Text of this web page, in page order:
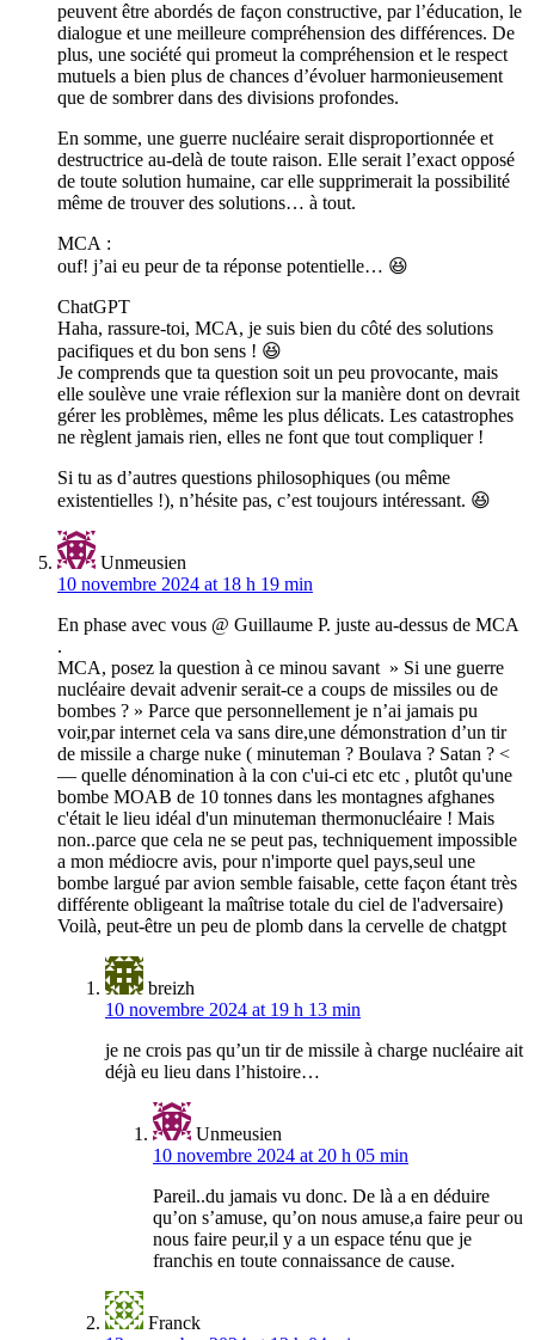
peuvent être abordés de façon constructive, par l’éducation, le
dialogue et une meilleure compréhension des différences. De
plus, une société qui promeut la compréhension et le respect
mutuels a bien plus de chances d’évoluer harmonieusement
que de sombrer dans des divisions profondes.
En somme, une guerre nucléaire serait disproportionnée et
destructrice au-delà de toute raison. Elle serait l’exact opposé
de toute solution humaine, car elle supprimerait la possibilité
même de trouver des solutions… à tout.
MCA :
ouf! j’ai eu peur de ta réponse potentielle… 😆
ChatGPT
Haha, rassure-toi, MCA, je suis bien du côté des solutions
pacifiques et du bon sens ! 😆
Je comprends que ta question soit un peu provocante, mais
elle soulève une vraie réflexion sur la manière dont on devrait
gérer les problèmes, même les plus délicats. Les catastrophes
ne règlent jamais rien, elles ne font que tout compliquer !
Si tu as d’autres questions philosophiques (ou même
existentielles !), n’hésite pas, c’est toujours intéressant. 😆
Unmeusien
10 novembre 2024 at 18 h 19 min
En phase avec vous @ Guillaume P. juste au-dessus de MCA
.
MCA, posez la question à ce minou savant » Si une guerre
nucléaire devait advenir serait-ce a coups de missiles ou de
bombes ? » Parce que personnellement je n’ai jamais pu
voir,par internet cela va sans dire,une démonstration d’un tir
de missile a charge nuke ( minuteman ? Boulava ? Satan ? <
— quelle dénomination à la con c'ui-ci etc etc , plutôt qu'une
bombe MOAB de 10 tonnes dans les montagnes afghanes
c'était le lieu idéal d'un minuteman thermonucléaire ! Mais
non..parce que cela ne se peut pas, techniquement impossible
a mon médiocre avis, pour n'importe quel pays,seul une
bombe largué par avion semble faisable, cette façon étant très
différente obligeant la maîtrise totale du ciel de l'adversaire)
Voilà, peut-être un peu de plomb dans la cervelle de chatgpt
breizh
10 novembre 2024 at 19 h 13 min
je ne crois pas qu’un tir de missile à charge nucléaire ait
déjà eu lieu dans l’histoire…
Unmeusien
10 novembre 2024 at 20 h 05 min
Pareil..du jamais vu donc. De là a en déduire
qu’on s’amuse, qu’on nous amuse,a faire peur ou
nous faire peur,il y a un espace ténu que je
franchis en toute connaissance de cause.
Franck